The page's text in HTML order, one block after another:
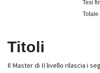
Tesi
Totale
Titoli
Il Master di II livello rilascia i